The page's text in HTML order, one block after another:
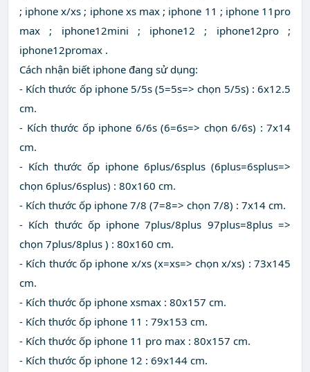
; iphone x/xs ; iphone xs max ; iphone 11 ; iphone 11pro
max ; iphone12mini ; iphone12 ; iphone12pro ;
iphone12promax .
Cách nhận biết iphone đang sử dụng:
- Kích thước ốp iphone 5/5s (5=5s=> chọn 5/5s) : 6x12.5
cm.
- Kích thước ốp iphone 6/6s (6=6s=> chọn 6/6s) : 7x14
cm.
- Kích thước ốp iphone 6plus/6splus (6plus=6splus=>
chọn 6plus/6splus) : 80x160 cm.
- Kích thước ốp iphone 7/8 (7=8=> chọn 7/8) : 7x14 cm.
- Kích thước ốp iphone 7plus/8plus 97plus=8plus =>
chọn 7plus/8plus ) : 80x160 cm.
- Kích thước ốp iphone x/xs (x=xs=> chọn x/xs) : 73x145
cm.
- Kích thước ốp iphone xsmax : 80x157 cm.
- Kích thước ốp iphone 11 : 79x153 cm.
- Kích thước ốp iphone 11 pro max : 80x157 cm.
- Kích thước ốp iphone 12 : 69x144 cm.